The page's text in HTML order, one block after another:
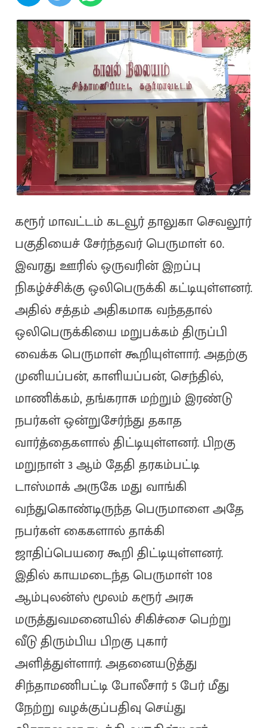
கரூர் மாவட்டம் கடவூர் தாலுகா செவலூர்
பகுதியைச் சேர்ந்தவர் பெருமாள் 60.
இவரது ஊரில் ஒருவரின் இறப்பு
நிகழ்ச்சிக்கு ஒலிபெருக்கி கட்டியுள்ளனர்.
அதில் சத்தம் அதிகமாக வந்ததால்
ஒலிபெருக்கியை மறுபக்கம் திருப்பி
வைக்க பெருமாள் கூறியுள்ளார். அதற்கு
முனியப்பன், காளியப்பன், செந்தில்,
மாணிக்கம், தங்கராசு மற்றும் இரண்டு
நபர்கள் ஒன்றுசேர்ந்து தகாத
வார்த்தைகளால் திட்டியுள்ளனர். பிறகு
மறுநாள் 3 ஆம் தேதி தரகம்பட்டி
டாஸ்மாக் அருகே மது வாங்கி
வந்துகொண்டிருந்த பெருமாளை அதே
நபர்கள் கைகளால் தாக்கி
ஜாதிப்பெயரை கூறி திட்டியுள்ளனர்.
இதில் காயமடைந்த பெருமாள் 108
ஆம்புலன்ஸ் மூலம் கரூர் அரசு
மருத்துவமனையில் சிகிச்சை பெற்று
வீடு திரும்பிய பிறகு புகார்
அளித்துள்ளார். அதனையடுத்து
சிந்தாமணிபட்டி போலீசார் 5 பேர் மீது
நேற்று வழக்குப்பதிவு செய்து